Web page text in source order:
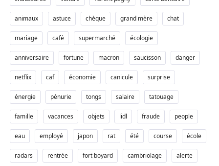
animaux astuce chèque grand mère chat
mariage café supermarché écologie
anniversaire fortune macron saucisson danger
netflix caf économie canicule surprise
énergie pénurie tongs salaire tatouage
famille vacances objets lidl fraude people
eau employé japon rat été course école
radars rentrée fort boyard cambriolage alerte